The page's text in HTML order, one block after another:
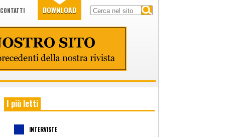
CONTATTI DOWNLOAD
I più letti
INTERVISTE